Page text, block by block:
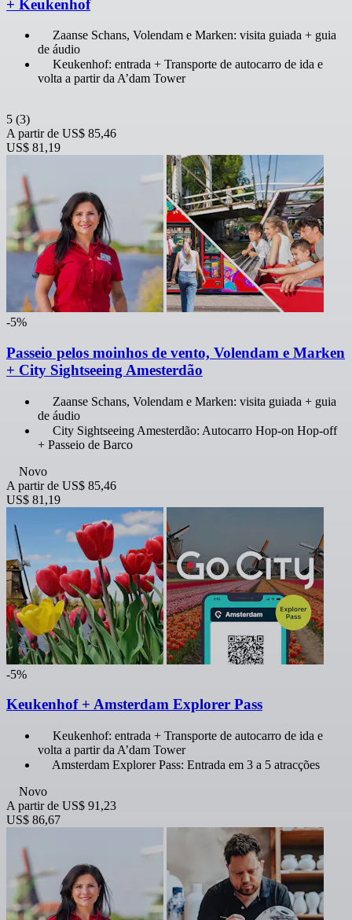
+ Keukenhof
Zaanse Schans, Volendam e Marken: visita guiada + guia
de áudio
Keukenhof: entrada + Transporte de autocarro de ida e
volta a partir da A’dam Tower
5 (3)
A partir de US$ 85,46
US$ 81,19
-5%
Passeio pelos moinhos de vento, Volendam e Marken
+ City Sightseeing Amesterdão
Zaanse Schans, Volendam e Marken: visita guiada + guia
de áudio
City Sightseeing Amesterdão: Autocarro Hop-on Hop-off
+ Passeio de Barco
Novo
A partir de US$ 85,46
US$ 81,19
-5%
Keukenhof + Amsterdam Explorer Pass
Keukenhof: entrada + Transporte de autocarro de ida e
volta a partir da A’dam Tower
Amsterdam Explorer Pass: Entrada em 3 a 5 atracções
Novo
A partir de US$ 91,23
US$ 86,67